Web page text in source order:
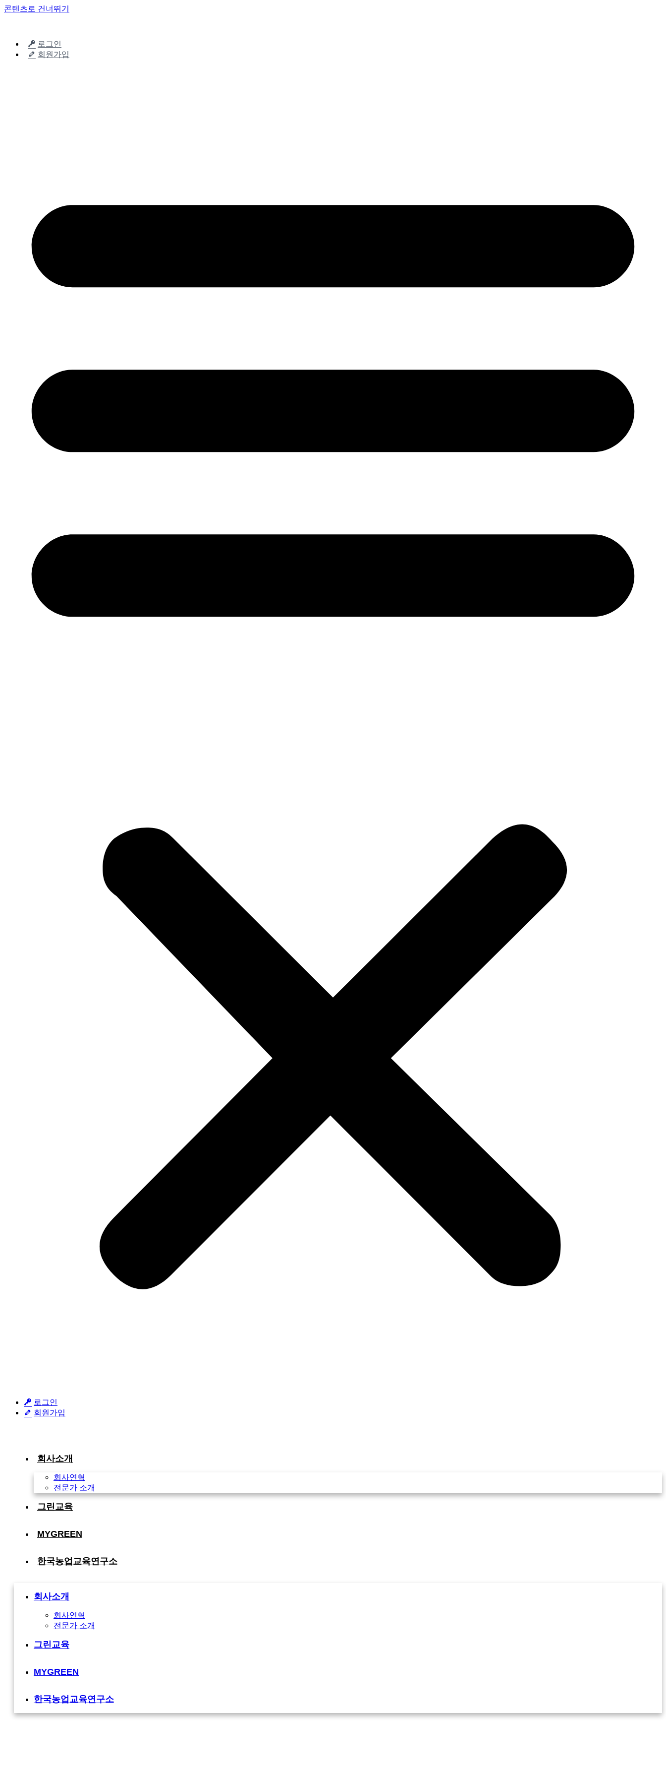
콘텐츠로 건너뛰기
로그인
회원가입
로그인
회원가입
회사소개
회사연혁
전문가 소개
그린교육
MYGREEN
한국농업교육연구소
회사소개
회사연혁
전문가 소개
그린교육
MYGREEN
한국농업교육연구소